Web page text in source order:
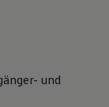
und